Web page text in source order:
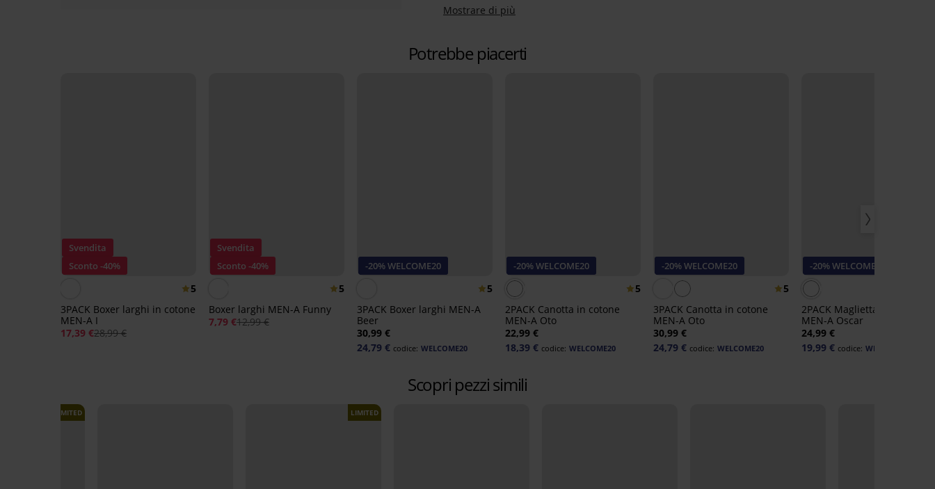
Mostrare di più
Potrebbe piacerti
Svendita
Sconto -40%
5
3PACK Boxer larghi in cotone
MEN-A I
17,39 €28,99 €
Svendita
Sconto -40%
5
Boxer larghi MEN-A Funny
7,79 €12,99 €
-20% WELCOME20
5
3PACK Boxer larghi MEN-A
Beer
30,99 €
24,79 € codice: WELCOME20
-20% WELCOME20
5
2PACK Canotta in cotone
MEN-A Oto
22,99 €
18,39 € codice: WELCOME20
-20% WELCOME20
5
3PACK Canotta in cotone
MEN-A Oto
30,99 €
24,79 € codice: WELCOME20
-20% WELCOME20
2PACK Maglietta in cotone
MEN-A Oscar
24,99 €
19,99 € codice: WELCOME20
Scopri pezzi simili
LIMITED LIMITED